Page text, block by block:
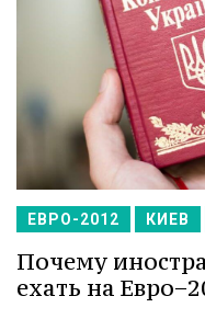
ЕВРО-2012 КИЕВ
Почему
ехать на